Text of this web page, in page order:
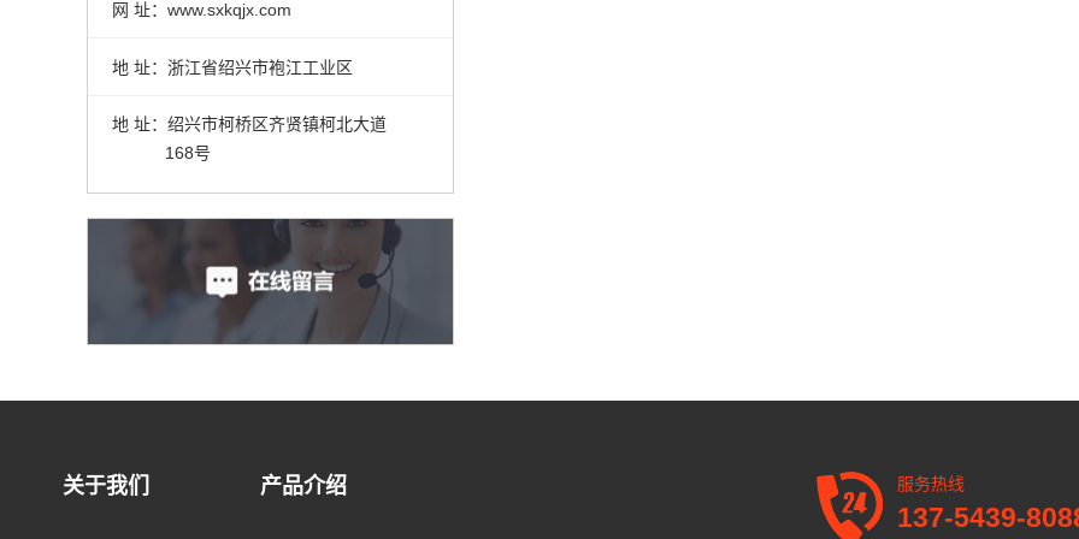
网 址： www.sxkqjx.com
地 址：浙江省绍兴市袍江工业区
地 址：绍兴市柯桥区齐贤镇柯北大道
168号
关于我们 产品介绍 服务热线
137-5439-